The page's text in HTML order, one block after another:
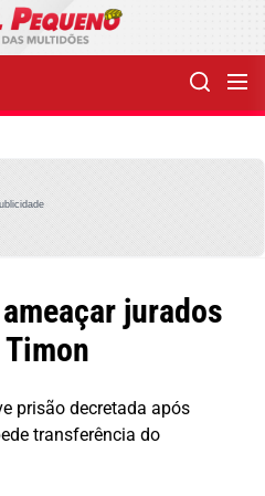
jurados
prisão decretada após
transferência do